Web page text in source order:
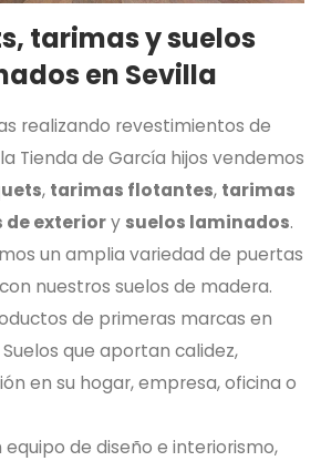
tarimas y suelos
en Sevilla
realizando revestimientos de
Tienda de García hijos vendemos
, tarimas flotantes, tarimas
de exteriory suelos laminados.
un amplia variedad de puertas
nuestros suelos de madera.
de primeras marcas en
que aportan calidez,
en su hogar, empresa, oficina o
de diseño e interiorismo,